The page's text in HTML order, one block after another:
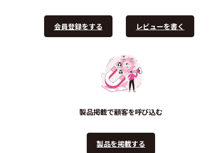
会員登録をする レビューを書く
製品掲載で顧客を呼び込む
製品を掲載する